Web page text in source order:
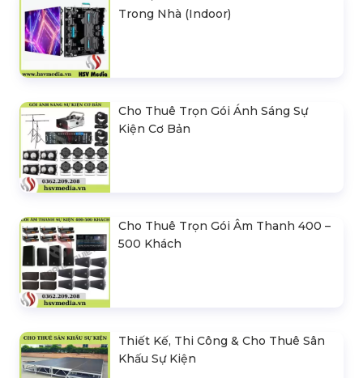
Trong Nhà (Indoor)
Cho Thuê Trọn Gói Ánh Sáng Sự
Kiện Cơ Bản
Cho Thuê Trọn Gói Âm Thanh 400 –
500 Khách
Thiết Kế, Thi Công & Cho Thuê Sân
Khấu Sự Kiện